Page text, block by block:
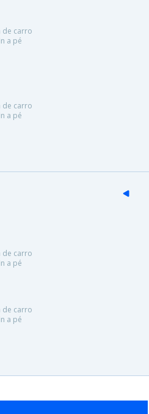
de carro
a pé
de carro
a pé
de carro
a pé
de carro
a pé